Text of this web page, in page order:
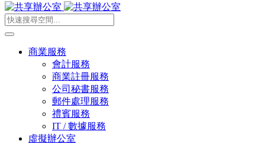
商業服務
會計服務
商業註冊服務
公司秘書服務
郵件處理服務
禮賓服務
IT / 數據服務
虛擬辦公室